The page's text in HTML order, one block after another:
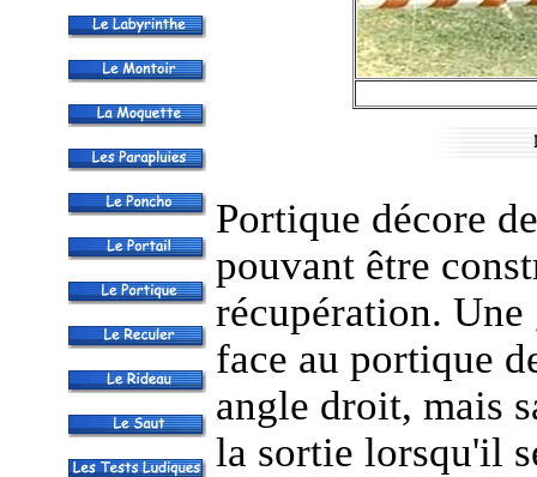
Portique décore
pouvant être
récupération. Une
face au portique
angle droit, mais
la sortie lorsqu'il